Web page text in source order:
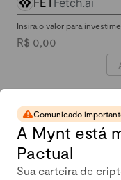
FET Fetch.ai
Insira o valor para
Comunicado
A Mynt está
Pactual
Sua carteira de